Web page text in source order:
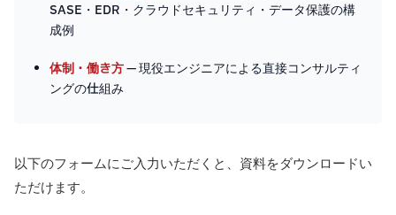
SASE・EDR・クラウドセキュリティ・データ保護の構
成例
体制・働き方— 現役エンジニアによる直接コンサルティ
ングの仕組み
以下のフォームにご入力いただくと、資料をダウンロードい
ただけます。